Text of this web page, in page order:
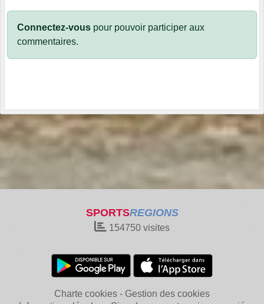
Connectez-vous pour pouvoir participer aux
commentaires.
SPORTSREGIONS
154750 visites
Charte cookies
Gestion des cookies